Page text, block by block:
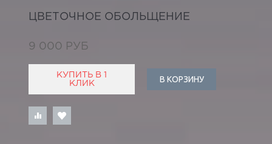
ЦВЕТОЧНОЕ ОБОЛЬЩЕНИЕ
9 000 РУБ
КУПИТЬ В 1
КЛИК
В КОРЗИНУ